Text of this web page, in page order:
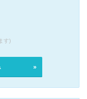
す)